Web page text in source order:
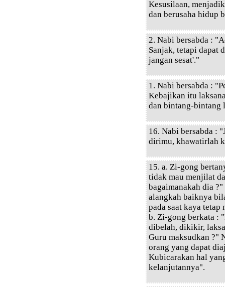
Kesusilaan,
dan berusaha hidup
2. Nabi bersabda :
Sanjak, tetapi dapat
jangan sesat'."
1. Nabi bersabda :
Kebajikan itu
dan bintang-
16. Nabi bersabda :
dirimu, khawatirlah
15. a. Zi-gong
tidak mau menjilat
bagaimanakah dia
alangkah baiknya
pada saat kaya
b. Zi-gong berkata :
dibelah, dikikir,
Guru maksudkan ?"
orang yang dapat
Kubicarakan hal
kelanjutannya".